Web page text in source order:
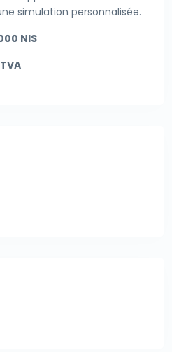
simulation personnalisée.
NIS